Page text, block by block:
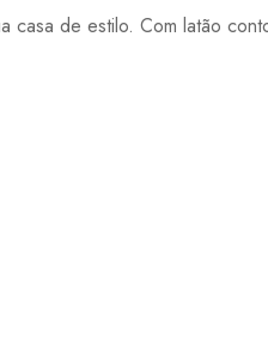
casa de estilo. Com latão